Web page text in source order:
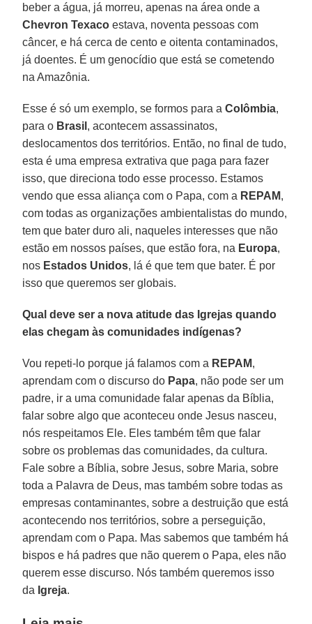
beber a água, já morreu, apenas na área onde a
Chevron Texaco estava, noventa pessoas com
câncer, e há cerca de cento e oitenta contaminados,
já doentes. É um genocídio que está se cometendo
na Amazônia.
Esse é só um exemplo, se formos para aColômbia,
para o Brasil , acontecem assassinatos,
deslocamentos dos territórios. Então, no final de tudo,
esta é uma empresa extrativa que paga para fazer
isso, que direciona todo esse processo. Estamos
vendo que essa aliança com o Papa, com a REPAM,
com todas as organizações ambientalistas do mundo,
tem que bater duro ali, naqueles interesses que não
estão em nossos países, que estão fora, na Europa,
nos Estados Unidos, lá é que tem que bater. É por
isso que queremos ser globais.
Qual deve ser a nova atitude das Igrejas quando
elas chegam às comunidades indígenas?
Vou repeti-lo porque já falamos com a REPAM,
aprendam com o discurso do Papa, não pode ser um
padre, ir a uma comunidade falar apenas da Bíblia,
falar sobre algo que aconteceu onde Jesus nasceu,
nós respeitamos Ele. Eles também têm que falar
sobre os problemas das comunidades, da cultura.
Fale sobre a Bíblia, sobre Jesus, sobre Maria, sobre
toda a Palavra de Deus, mas também sobre todas as
empresas contaminantes, sobre a destruição que está
acontecendo nos territórios, sobre a perseguição,
aprendam com o Papa. Mas sabemos que também há
bispos e há padres que não querem o Papa, eles não
querem esse discurso. Nós também queremos isso
da Igreja.